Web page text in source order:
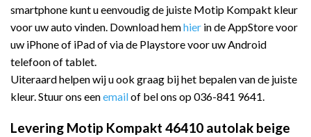
smartphone kunt u eenvoudig de juiste Motip Kompakt kleur
voor uw auto vinden. Download hemhier in de AppStore voor
uw iPhone of iPad of via de Playstore voor uw Android
telefoon of tablet.
Uiteraard helpen wij u ook graag bij het bepalen van de juiste
kleur. Stuur ons eenemailof bel ons op 036-841 9641.
Levering Motip Kompakt 46410 autolak beige